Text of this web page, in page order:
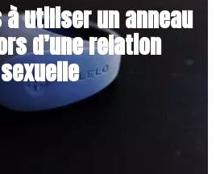
utiliser un anneau
d’une relation
sexuelle